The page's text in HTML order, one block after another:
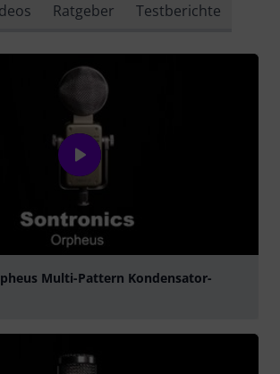
Ratgeber Testberichte
Multi-Pattern Kondensator-